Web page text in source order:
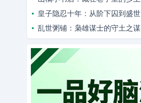
皇子隐忍十年：从阶下囚到盛世
乱世粥铺：枭雄谋士的守土之谋